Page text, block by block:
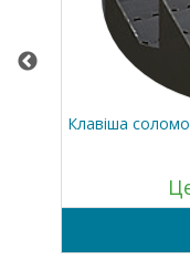
Клавіша